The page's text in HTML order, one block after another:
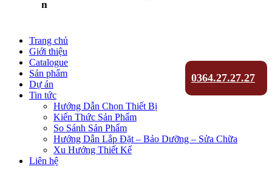
0364.27.27.27
Trang chủ
Giới thiệu
Catalogue
Sản phẩm
Dự án
Tin tức
Hướng Dẫn Chọn Thiết Bị
Kiến Thức Sản Phẩm
So Sánh Sản Phẩm
Hướng Dẫn Lắp Đặt – Bảo Dưỡng – Sửa Chữa
Xu Hướng Thiết Kế
Liên hệ